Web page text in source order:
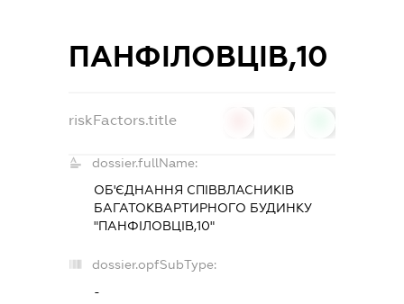
ПАНФІЛОВЦІВ,10
riskFactors.title
dossier.fullName:
ОБ'ЄДНАННЯ СПІВВЛАСНИКІВ
БАГАТОКВАРТИРНОГО БУДИНКУ
"ПАНФІЛОВЦІВ,10"
dossier.opfSubType:
-